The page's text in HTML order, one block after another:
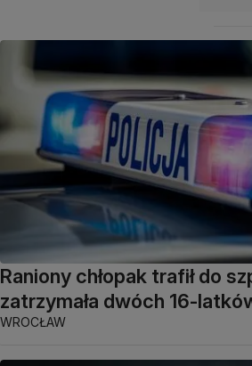
Raniony chłopak trafił do
zatrzymała dwóch 16-
WROCŁAW